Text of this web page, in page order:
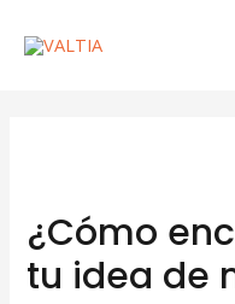
¿Cómo
tu idea de